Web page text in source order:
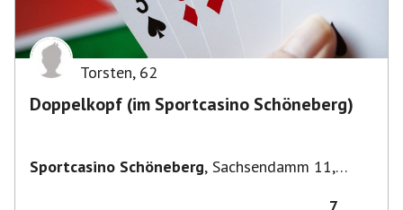
Torsten, 62
Doppelkopf (im Sportcasino Schöneberg)
Sportcasino Schöneberg, Sachsendamm 11,